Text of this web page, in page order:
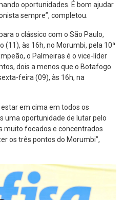
oportunidades. É bom ajudar
sempre”, completou.
o clássico com o São Paulo,
(11), às 16h, no Morumbi, pela 10ª
o Palmeiras é o vice-líder
dois a menos que o Botafogo.
feira (09), às 16h, na
em cima em todos os
uma oportunidade de lutar pelo
muito focados e concentrados
os três pontos do Morumbi”,